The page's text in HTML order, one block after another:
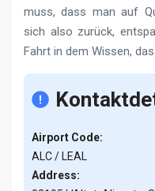
muss, dass man auf
sich also zurück,
Fahrt in dem Wissen,
Airport Code:
ALC / LEAL
Address: